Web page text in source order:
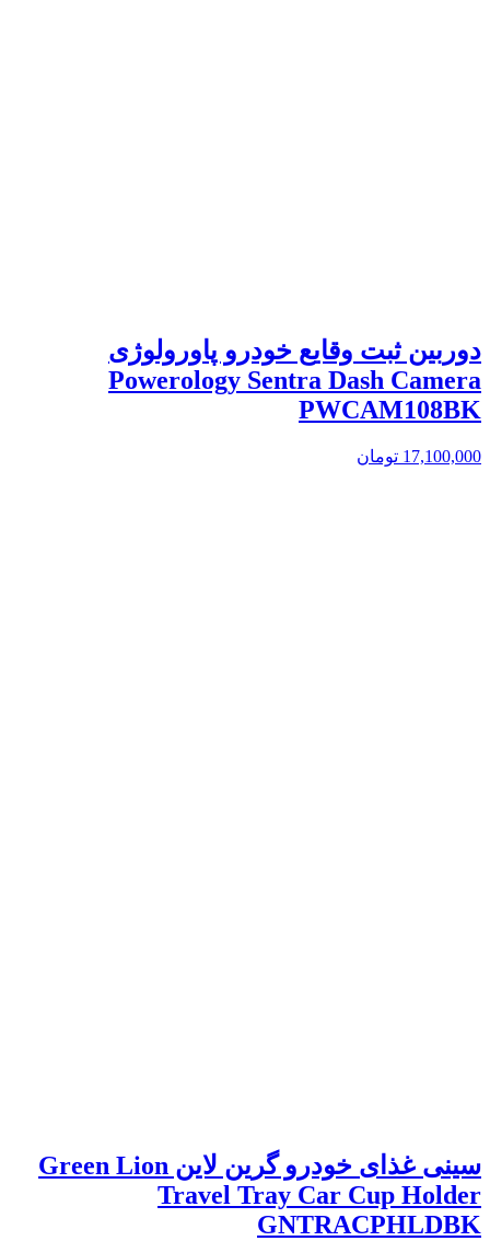
دوربین ثبت وقایع خودرو پاورولوژی
Powerology Sentra Dash Camera
PWCAM108BK
17,100,000 تومان
سینی غذای خودرو گرین لاین Green Lion
Travel Tray Car Cup Holder
GNTRACPHLDBK